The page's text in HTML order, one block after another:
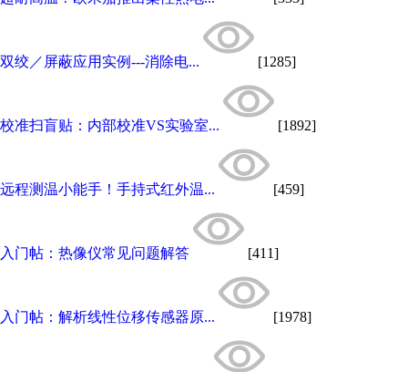
双绞／屏蔽应用实例---消除电... [1285]
校准扫盲贴：内部校准VS实验室... [1892]
远程测温小能手！手持式红外温... [459]
入门帖：热像仪常见问题解答 [411]
入门帖：解析线性位移传感器原... [1978]